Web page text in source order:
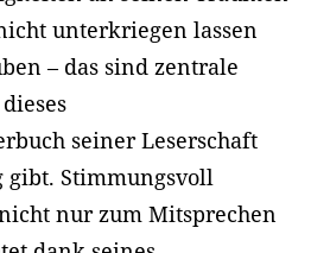
unterkriegen lassen
– das sind zentrale
seiner Leserschaft
gibt. Stimmungsvoll
nur zum Mitsprechen